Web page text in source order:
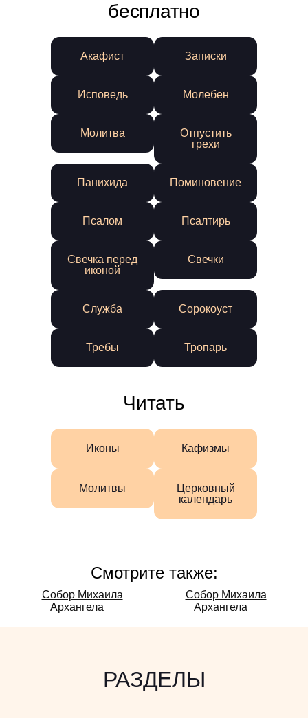
бесплатно
Акафист Записки
Исповедь Молебен
Молитва
Отпустить
грехи
Панихида Поминовение
Псалом Псалтирь
Свечка перед
иконой
Свечки
Служба Сорокоуст
Требы Тропарь
Читать
Иконы Кафизмы
Молитвы
Церковный
календарь
Смотрите также:
Смотрите
также:
Собор Михаила
Архангела
Собор Михаила
Архангела
РАЗДЕЛЫ